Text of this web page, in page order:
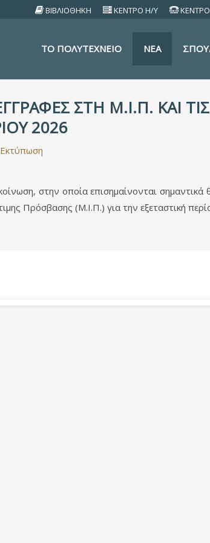
ΒΙΒΛΙΟΘΗΚΗ ΚΕΝΤΡΟ Η/Υ
TO ΠΟΛΥΤΕΧΝΕΙΟ ΝΕΑ
ΣΤΗ Μ.Ι.Π. ΚΑΙ
2026
Εκτύπωση
στην οποία επισημαίνονται σημαντικά
Πρόσβασης (Μ.Ι.Π.) για την εξεταστική